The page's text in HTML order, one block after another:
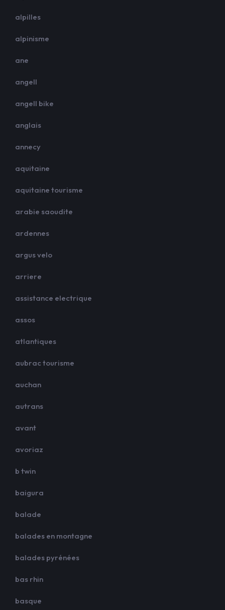
alpilles
alpinisme
ane
angell
angell bike
anglais
annecy
aquitaine
aquitaine tourisme
arabie saoudite
ardennes
argus velo
arriere
assistance electrique
assos
atlantiques
aubrac tourisme
auchan
autrans
avant
avoriaz
b twin
baigura
balade
balades en montagne
balades pyrénées
bas rhin
basque